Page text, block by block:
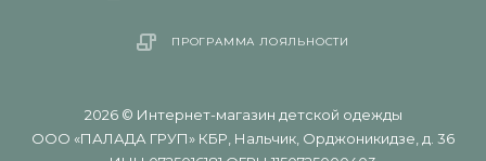
ПРОГРАММА ЛОЯЛЬНОСТИ
2026 © Интернет-магазин детской одежды
ООО «ПАЛАДА ГРУП» КБР, Нальчик, Орджоникидзе, д. 36